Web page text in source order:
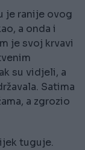
je ranije ovog
a onda i
je svoj krvavi
su vidjeli, a
Satima
a zgrozio
tuguje.